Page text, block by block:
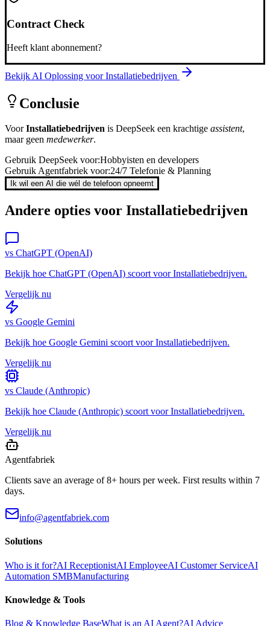
Contract Check
Heeft klant abonnement?
Bekijk AI Oplossing voorInstallatiebedrijven
Conclusie
VoorInstallatiebedrijven is DeepSeek een krachtige assistent,
maar geen medewerker.
Gebruik DeepSeek voor:Hobbyisten en developers
Gebruik Agentfabriek voor:24/7 Telefonie & Planning
Ik wil een AI die wél de telefoon opneemt
Andere opties voor Installatiebedrijven
vs ChatGPT (OpenAI)
Bekijk hoe ChatGPT (OpenAI) scoort voorInstallatiebedrijven.
Vergelijk nu
vs Google Gemini
Bekijk hoe Google Gemini scoort voorInstallatiebedrijven.
Vergelijk nu
vs Claude (Anthropic)
Bekijk hoe Claude (Anthropic) scoort voorInstallatiebedrijven.
Vergelijk nu
Agentfabriek
Clients save an average of 8+ hours per week. First results within 7
days.
info@agentfabriek.com
Solutions
Who is it for?AI ReceptionistAI EmployeeAI Customer ServiceAI
Automation SMBManufacturing
Knowledge & Tools
Blog & Knowledge BaseWhat is an AI Agent?AI Advice